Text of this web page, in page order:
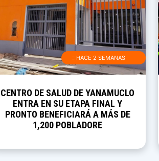
≡ HACE 2 SEMANAS
CENTRO DE SALUD DE YANAMUCLO
ENTRA EN SU ETAPA FINAL Y
PRONTO BENEFICIARÁ A MÁS DE
1,200 POBLADORE